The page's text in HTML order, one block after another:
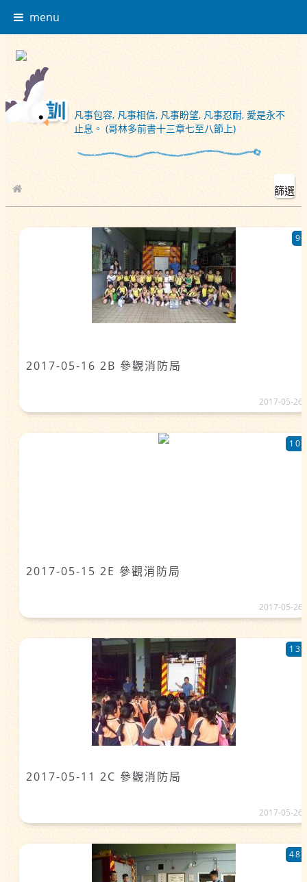
menu
凡事包容, 凡事相信, 凡事盼望, 凡事忍耐, 愛是永不
止息。 (哥林多前書十三章七至八節上)
校園相簿
篩選
2017-05-16 2B 參觀消防局
9
2017-05-26
2017-05-15 2E 參觀消防局
10
2017-05-26
2017-05-11 2C 參觀消防局
13
2017-05-26
48